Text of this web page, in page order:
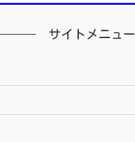
サイトメニュー